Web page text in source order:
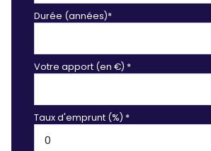
Durée (années)*
Votre apport (en €) *
Taux d'emprunt (%) *